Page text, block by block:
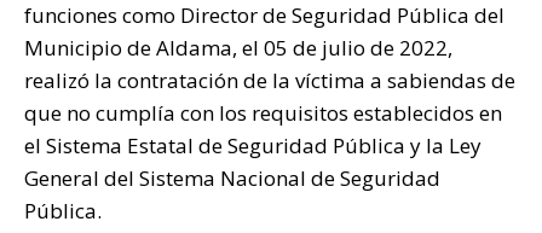
funciones como Director de Seguridad Pública del
Municipio de Aldama, el 05 de julio de 2022,
realizó la contratación de la víctima a sabiendas de
que no cumplía con los requisitos establecidos en
el Sistema Estatal de Seguridad Pública y la Ley
General del Sistema Nacional de Seguridad
Pública.